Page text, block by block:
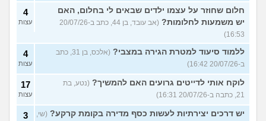
חלום שחוזר על עצמו ילדים שבאים לי בחלום, האם
יש משמעות לחלומות?
(אב עובד, בן 44, כתב ב-20/07/26
16:53)
4
עצות
ללמוד סיעוד למטרת הגירה במצבי?
(אלכס, בן 31, כתב
ב-20/07/26 16:42)
4
עצות
לוקח אותי לדייטים גרועים האם להמשיך? (נטע, בת
21, כתבה ב-20/07/26 16:31)
17
עצות
יש דרכים יצירתיות לעשות כסף מדירה בקומת קרקע? (שי,
3